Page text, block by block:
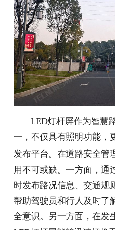
LED灯杆屏作为智慧
一，不仅具有照明功能，
发布平台。在道路安全管
用不可或缺。一方面，通
时发布路况信息、交通规
帮助驾驶员和行人及时了
全意识。另一方面，在发